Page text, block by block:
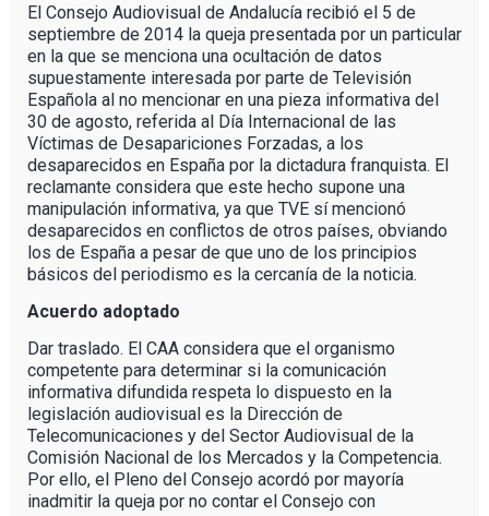
El Consejo Audiovisual de Andalucía recibió el 5 de
septiembre de 2014 la queja presentada por un particular
en la que se menciona una ocultación de datos
supuestamente interesada por parte de Televisión
Española al no mencionar en una pieza informativa del
30 de agosto, referida al Día Internacional de las
Víctimas de Desapariciones Forzadas, a los
desaparecidos en España por la dictadura franquista. El
reclamante considera que este hecho supone una
manipulación informativa, ya que TVE sí mencionó
desaparecidos en conflictos de otros países, obviando
los de España a pesar de que uno de los principios
básicos del periodismo es la cercanía de la noticia.
Acuerdo adoptado
Dar traslado. El CAA considera que el organismo
competente para determinar si la comunicación
informativa difundida respeta lo dispuesto en la
legislación audiovisual es la Dirección de
Telecomunicaciones y del Sector Audiovisual de la
Comisión Nacional de los Mercados y la Competencia.
Por ello, el Pleno del Consejo acordó por mayoría
inadmitir la queja por no contar el Consejo con